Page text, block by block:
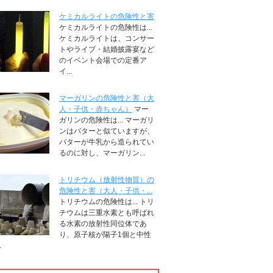
ケミカルライトの危険性と害
ケミカルライトの危険性は...
ケミカルライトは、コンサー
トやライブ・結婚披露宴など
のイベント会場での定番ア
イ...
マーガリンの危険性と害（大
人・子供・赤ちゃん）
マー
ガリンの危険性は... マーガリ
ンはバターと似ていますが、
バターが牛乳から造られてい
るのに対し、マーガリン...
トリチウム（放射性物質）の
危険性と害（大人・子供・...
トリチウムの危険性は... トリ
チウムは三重水素とも呼ばれ
る水素の放射性同位体であ
り、原子核が陽子1個と中性